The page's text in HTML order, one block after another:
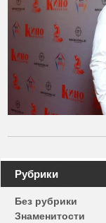
Навигация
по
записям
Рубрики
Без рубрики
Знаменитости